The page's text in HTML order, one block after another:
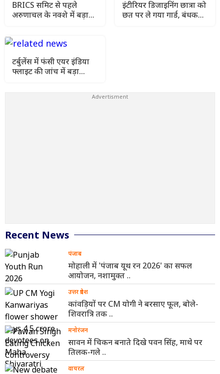
BRICS समिट से पहले
अरुणाचल के नक्शे में बड़ा
इंटीरियर डिजाइनिंग छात्रा को
छत पर ले गया गार्ड, बंधक
टर्बुलेंस में फंसी एयर इंडिया
फ्लाइट की जांच में बड़ा
Recent News
पंजाब
मोहाली में 'पंजाब यूथ रन 2026' का सफल
आयोजन, नशामुक्त ..
उत्तर प्रदेश
कांवड़ियों पर CM योगी ने बरसाए फूल, बोले-
शिवरात्रि तक ..
मनोरंजन
सावन में चिकन बनाते दिखे पवन सिंह, माथे पर
तिलक-गले ..
वायरल